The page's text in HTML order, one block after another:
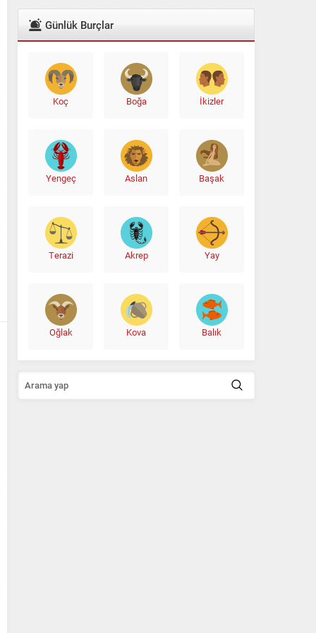
Ali Babacan’dan Yeni İttifak Hamlesi
Günlük Burçlar
Koç Boğa İkizler
Yengeç Aslan Başak
Terazi Akrep Yay
Oğlak Kova Balık